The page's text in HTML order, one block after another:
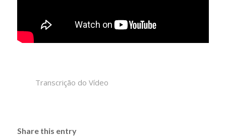
Transcrição do Vídeo
Share this entry